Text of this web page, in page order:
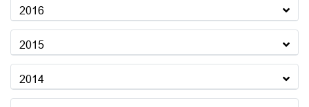
2016
2015
2014